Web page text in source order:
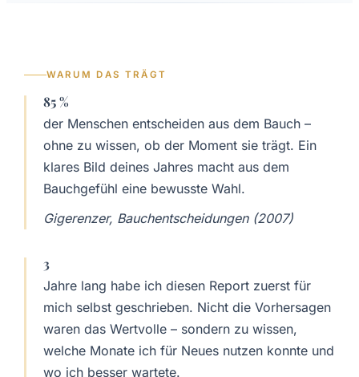
WARUM DAS TRÄGT
85 %
der Menschen entscheiden aus dem Bauch –
ohne zu wissen, ob der Moment sie trägt. Ein
klares Bild deines Jahres macht aus dem
Bauchgefühl eine bewusste Wahl.
Gigerenzer, Bauchentscheidungen (2007)
3
Jahre lang habe ich diesen Report zuerst für
mich selbst geschrieben. Nicht die Vorhersagen
waren das Wertvolle – sondern zu wissen,
welche Monate ich für Neues nutzen konnte und
wo ich besser wartete.